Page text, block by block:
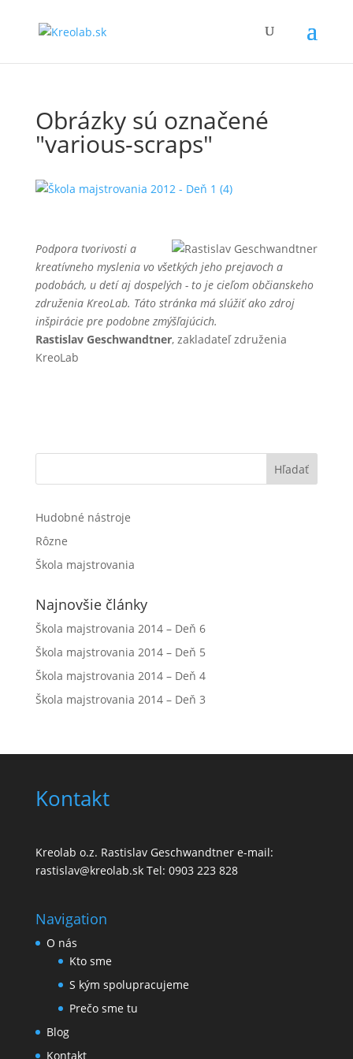
Obrázky sú označené
"various-scraps"
Podpora tvorivosti a
kreatívneho myslenia vo všetkých jeho prejavoch a
podobách, u detí aj dospelých - to je cieľom občianskeho
združenia KreoLab. Táto stránka má slúžiť ako zdroj
inšpirácie pre podobne zmýšľajúcich.
Rastislav Geschwandtner, zakladateľ združenia
KreoLab
Hľadať
Hudobné nástroje
Rôzne
Škola majstrovania
Najnovšie články
Škola majstrovania 2014 – Deň 6
Škola majstrovania 2014 – Deň 5
Škola majstrovania 2014 – Deň 4
Škola majstrovania 2014 – Deň 3
Kontakt
Kreolab o.z. Rastislav Geschwandtner e-mail:
rastislav@kreolab.sk Tel: 0903 223 828
Navigation
O nás
Kto sme
S kým spolupracujeme
Prečo sme tu
Blog
Kontakt